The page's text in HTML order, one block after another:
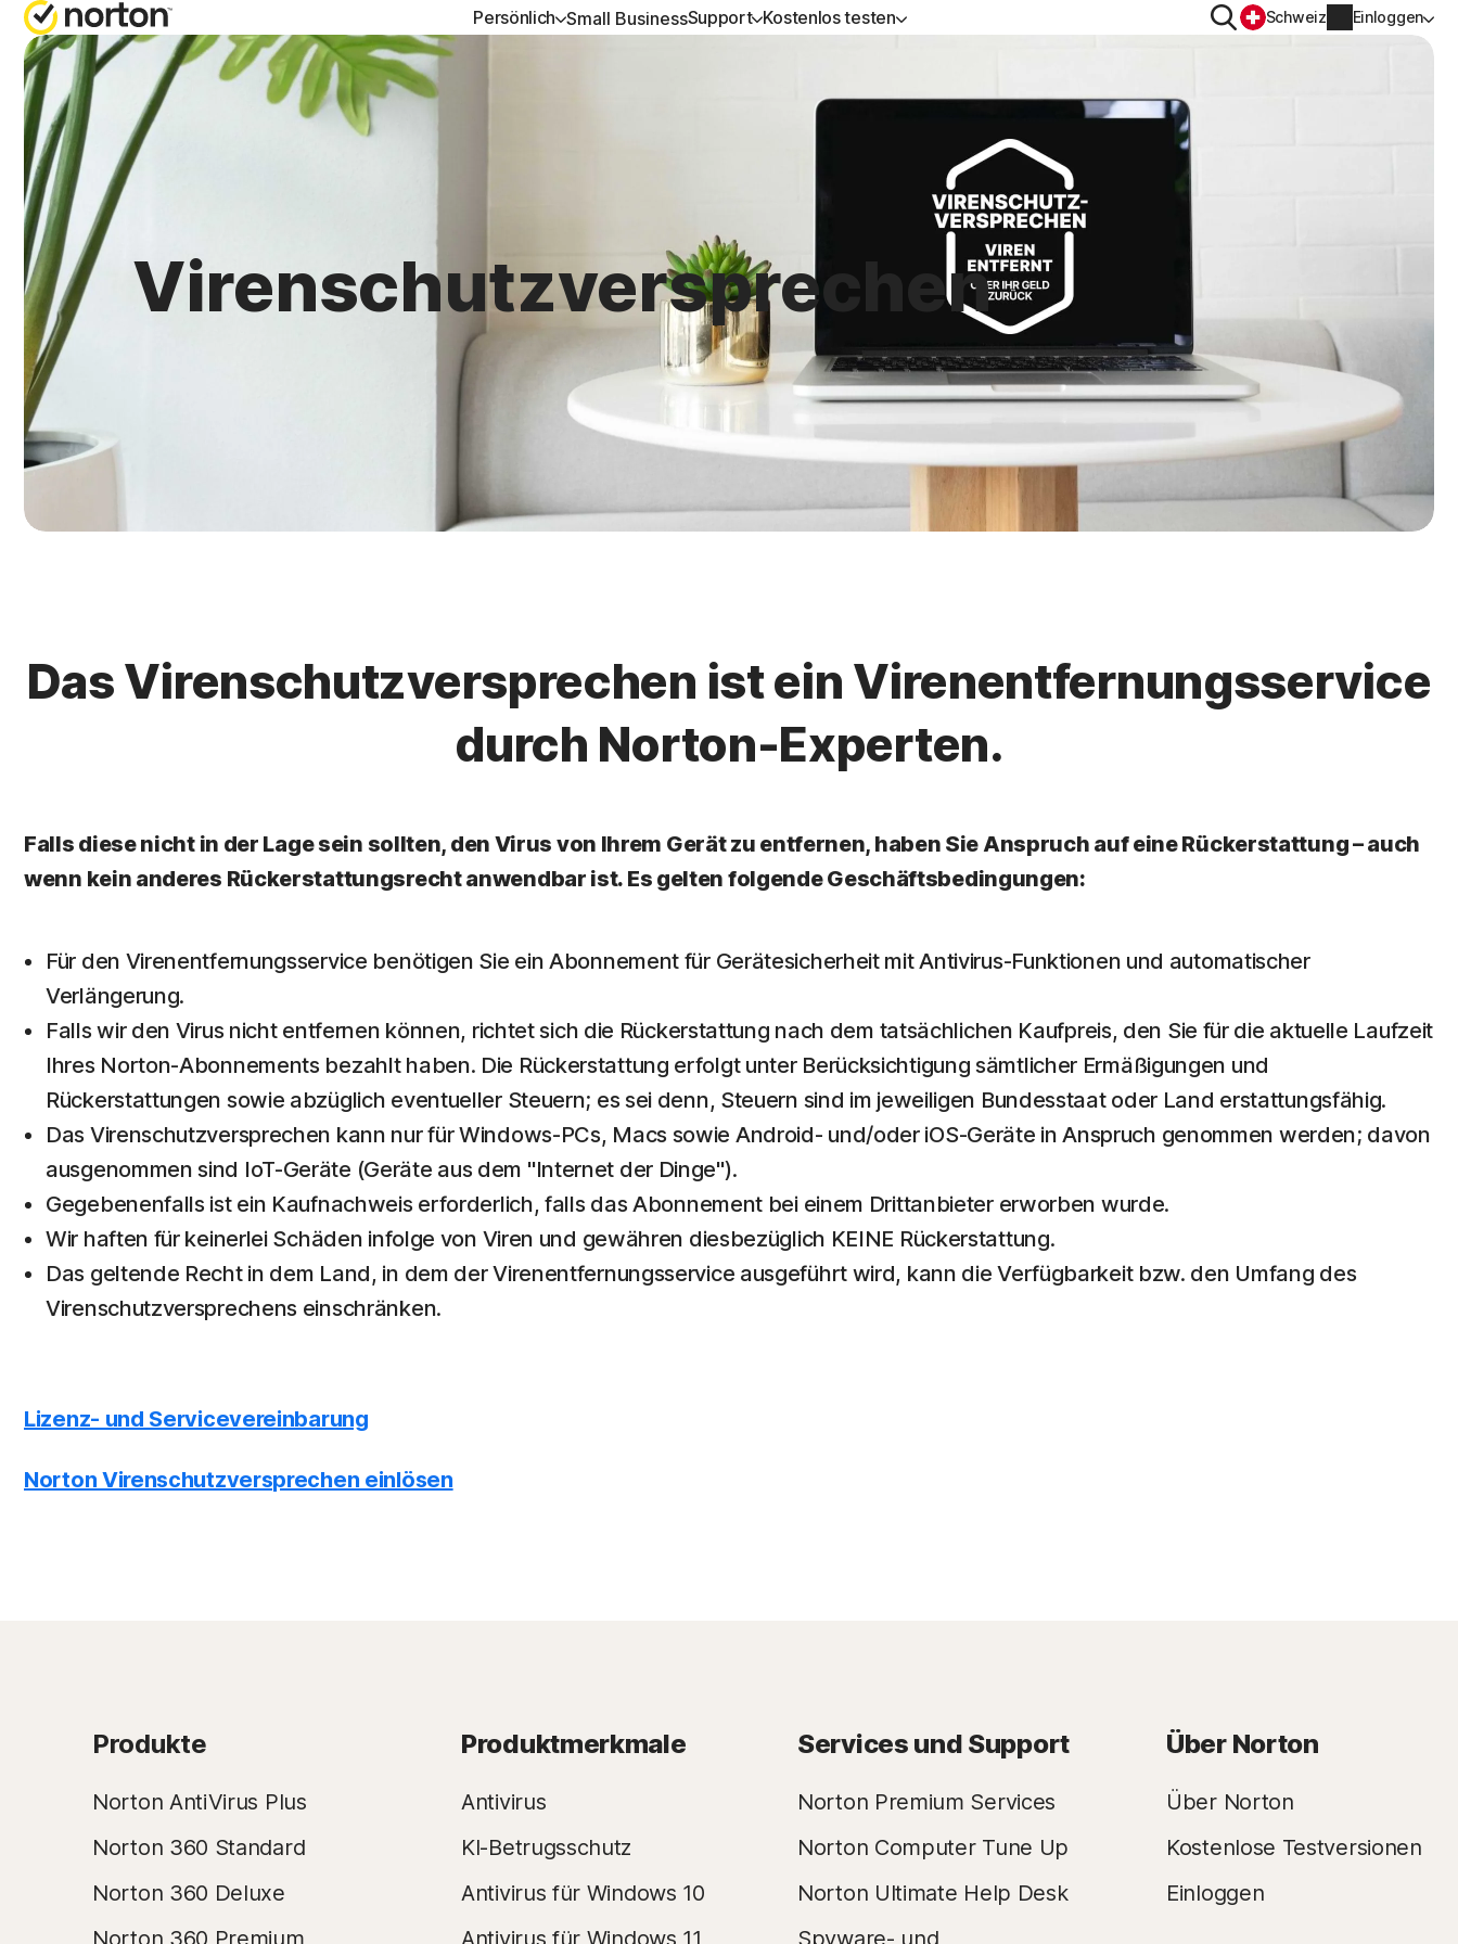
Persönlich
Norton 360 Standard
Norton Mobile Security für
Norton Mobile Security für iOS™
Norton AntiTrack
Alle Produkte und Services
Small BusinessSupport
HILFE ERHALTEN
Spyware- und Virenentfernung
Kostenlos testen SuchenSchweiz Einloggen
Auftragsverlauf
Produktschlüssel eingeben
Virenschutzversprechen
Das Virenschutzversprechen ist ein Virenentfernungsservice
durch Norton-Experten.
Falls diese nicht in der Lage sein sollten, den Virus von Ihrem Gerät zu entfernen, haben Sie Anspruch auf eine Rückerstattung – auch
wenn kein anderes Rückerstattungsrecht anwendbar ist. Es gelten folgende Geschäftsbedingungen:
Für den Virenentfernungsservice benötigen Sie ein Abonnement für Gerätesicherheit mit Antivirus-Funktionen und automatischer
Verlängerung.
Falls wir den Virus nicht entfernen können, richtet sich die Rückerstattung nach dem tatsächlichen Kaufpreis, den Sie für die aktuelle Laufzeit
Ihres Norton-Abonnements bezahlt haben. Die Rückerstattung erfolgt unter Berücksichtigung sämtlicher Ermäßigungen und
Rückerstattungen sowie abzüglich eventueller Steuern; es sei denn, Steuern sind im jeweiligen Bundesstaat oder Land erstattungsfähig.
Das Virenschutzversprechen kann nur für Windows-PCs, Macs sowie Android- und/oder iOS-Geräte in Anspruch genommen werden; davon
ausgenommen sind IoT-Geräte (Geräte aus dem "Internet der Dinge").
Gegebenenfalls ist ein Kaufnachweis erforderlich, falls das Abonnement bei einem Drittanbieter erworben wurde.
Wir haften für keinerlei Schäden infolge von Viren und gewähren diesbezüglich KEINE Rückerstattung.
Das geltende Recht in dem Land, in dem der Virenentfernungsservice ausgeführt wird, kann die Verfügbarkeit bzw. den Umfang des
Virenschutzversprechens einschränken.
Lizenz- und Servicevereinbarung
Norton Virenschutzversprechen einlösen
Produkte
Norton AntiVirus Plus
Norton 360 Standard
Norton 360 Deluxe
Norton 360 Premium
Produktmerkmale
Antivirus
KI-Betrugsschutz
Antivirus für Windows 10
Antivirus für Windows 11
Services und Support
Norton Premium Services
Norton Computer Tune Up
Norton Ultimate Help Desk
Spyware- und
Über Norton
Über Norton
Kostenlose Testversionen
Einloggen